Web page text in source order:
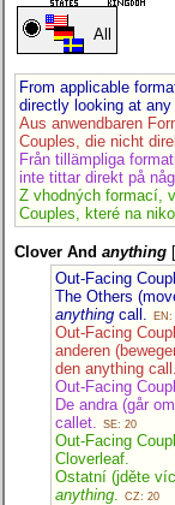
All
From applicable
directly looking at any
Aus anwendbaren
Couples, die nicht
Från tillämpliga
inte tittar direkt på
Z vhodných formací,
Couples, které na
Clover And anything
Out-Facing
The Others
anything call. EN:
Out-Facing
anderen
den anything call.
Out-Facing
De andra (går
callet.
SE: 20
Out-Facing
Cloverleaf.
Ostatní (jděte
anything
CZ: 20